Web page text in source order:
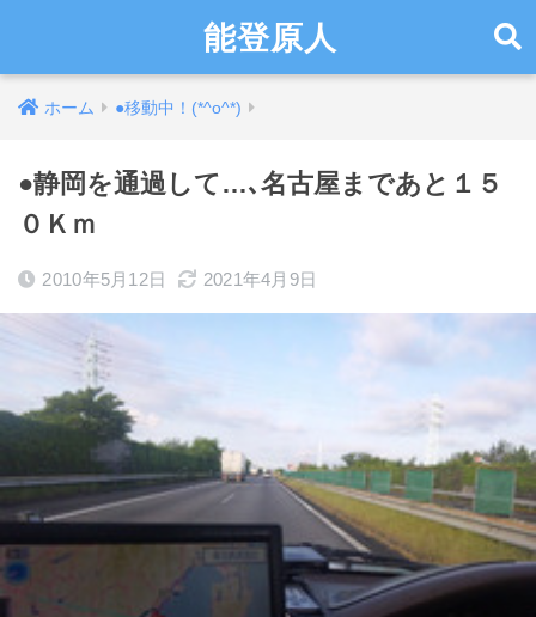
能登原人
ホーム ●移動中！(*^o^*)
●静岡を通過して…､名古屋まであと１５
０Ｋｍ
2010年5月12日 2021年4月9日